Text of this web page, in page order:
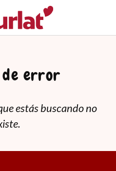
de error
estás buscando no